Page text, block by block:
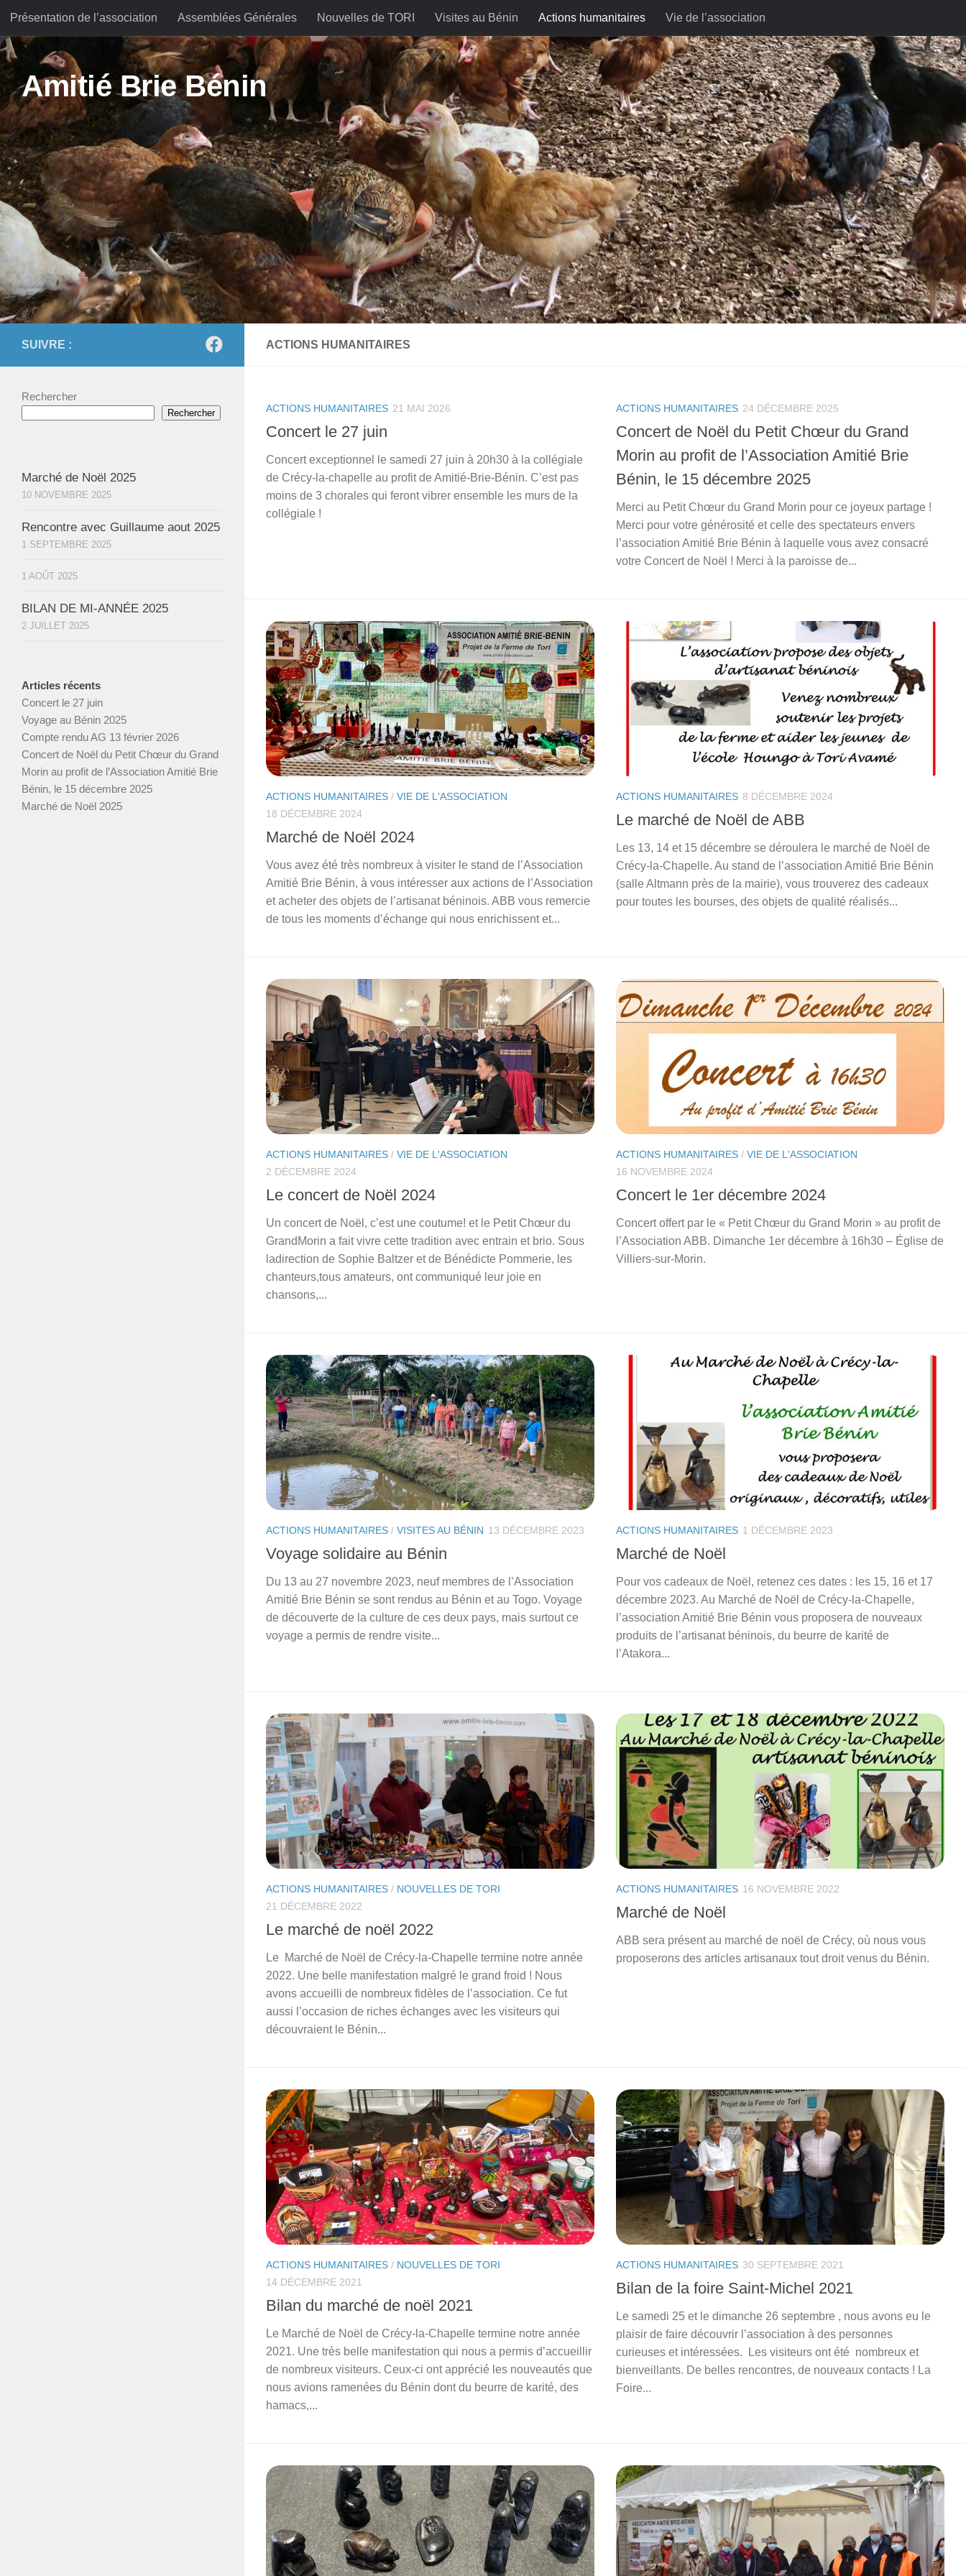
Skip to content
Présentation de l’association Assemblées Générales Nouvelles de TORI Visites au Bénin Actions humanitaires Vie de l’association
Amitié Brie Bénin
ACTIONS HUMANITAIRES
ACTIONS HUMANITAIRES 21 MAI 2026
Concert le 27 juin
Concert exceptionnel le samedi 27 juin à 20h30 à la collégiale
de Crécy-la-chapelle au profit de Amitié-Brie-Bénin. C’est pas
moins de 3 chorales qui feront vibrer ensemble les murs de la
collégiale !
ACTIONS HUMANITAIRES 24 DÉCEMBRE 2025
Concert de Noël du Petit Chœur du Grand
Morin au profit de l’Association Amitié Brie
Bénin, le 15 décembre 2025
Merci au Petit Chœur du Grand Morin pour ce joyeux partage !
Merci pour votre générosité et celle des spectateurs envers
l’association Amitié Brie Bénin à laquelle vous avez consacré
votre Concert de Noël ! Merci à la paroisse de...
ACTIONS HUMANITAIRES / VIE DE L'ASSOCIATION
18 DÉCEMBRE 2024
Marché de Noël 2024
Vous avez été très nombreux à visiter le stand de l’Association
Amitié Brie Bénin, à vous intéresser aux actions de l’Association
et acheter des objets de l’artisanat béninois. ABB vous remercie
de tous les moments d’échange qui nous enrichissent et...
ACTIONS HUMANITAIRES 8 DÉCEMBRE 2024
Le marché de Noël de ABB
Les 13, 14 et 15 décembre se déroulera le marché de Noël de
Crécy-la-Chapelle. Au stand de l’association Amitié Brie Bénin
(salle Altmann près de la mairie), vous trouverez des cadeaux
pour toutes les bourses, des objets de qualité réalisés...
ACTIONS HUMANITAIRES / VIE DE L'ASSOCIATION
2 DÉCEMBRE 2024
Le concert de Noël 2024
Un concert de Noël, c’est une coutume! et le Petit Chœur du
GrandMorin a fait vivre cette tradition avec entrain et brio. Sous
ladirection de Sophie Baltzer et de Bénédicte Pommerie, les
chanteurs,tous amateurs, ont communiqué leur joie en
chansons,...
ACTIONS HUMANITAIRES / VIE DE L'ASSOCIATION
16 NOVEMBRE 2024
Concert le 1er décembre 2024
Concert offert par le « Petit Chœur du Grand Morin » au profit de
l’Association ABB. Dimanche 1er décembre à 16h30 – Église de
Villiers-sur-Morin.
ACTIONS HUMANITAIRES / VISITES AU BÉNIN 13 DÉCEMBRE 2023
Voyage solidaire au Bénin
Du 13 au 27 novembre 2023, neuf membres de l’Association
Amitié Brie Bénin se sont rendus au Bénin et au Togo. Voyage
de découverte de la culture de ces deux pays, mais surtout ce
voyage a permis de rendre visite...
ACTIONS HUMANITAIRES 1 DÉCEMBRE 2023
Marché de Noël
Pour vos cadeaux de Noël, retenez ces dates : les 15, 16 et 17
décembre 2023. Au Marché de Noël de Crécy-la-Chapelle,
l’association Amitié Brie Bénin vous proposera de nouveaux
produits de l’artisanat béninois, du beurre de karité de
l’Atakora...
ACTIONS HUMANITAIRES / NOUVELLES DE TORI
21 DÉCEMBRE 2022
Le marché de noël 2022
Le Marché de Noël de Crécy-la-Chapelle termine notre année
2022. Une belle manifestation malgré le grand froid ! Nous
avons accueilli de nombreux fidèles de l’association. Ce fut
aussi l’occasion de riches échanges avec les visiteurs qui
découvraient le Bénin...
ACTIONS HUMANITAIRES 16 NOVEMBRE 2022
Marché de Noël
ABB sera présent au marché de noël de Crécy, où nous vous
proposerons des articles artisanaux tout droit venus du Bénin.
ACTIONS HUMANITAIRES / NOUVELLES DE TORI
14 DÉCEMBRE 2021
Bilan du marché de noël 2021
Le Marché de Noël de Crécy-la-Chapelle termine notre année
2021. Une très belle manifestation qui nous a permis d’accueillir
de nombreux visiteurs. Ceux-ci ont apprécié les nouveautés que
nous avions ramenées du Bénin dont du beurre de karité, des
hamacs,...
ACTIONS HUMANITAIRES 30 SEPTEMBRE 2021
Bilan de la foire Saint-Michel 2021
Le samedi 25 et le dimanche 26 septembre , nous avons eu le
plaisir de faire découvrir l’association à des personnes
curieuses et intéressées. Les visiteurs ont été nombreux et
bienveillants. De belles rencontres, de nouveaux contacts ! La
Foire...
SUIVRE :
Rechercher
Rechercher
Marché de Noël 2025
10 NOVEMBRE 2025
Rencontre avec Guillaume aout 2025
1 SEPTEMBRE 2025
1 AOÛT 2025
BILAN DE MI-ANNÉE 2025
2 JUILLET 2025
Articles récents
Concert le 27 juin
Voyage au Bénin 2025
Compte rendu AG 13 février 2026
Concert de Noël du Petit Chœur du Grand
Morin au profit de l’Association Amitié Brie
Bénin, le 15 décembre 2025
Marché de Noël 2025